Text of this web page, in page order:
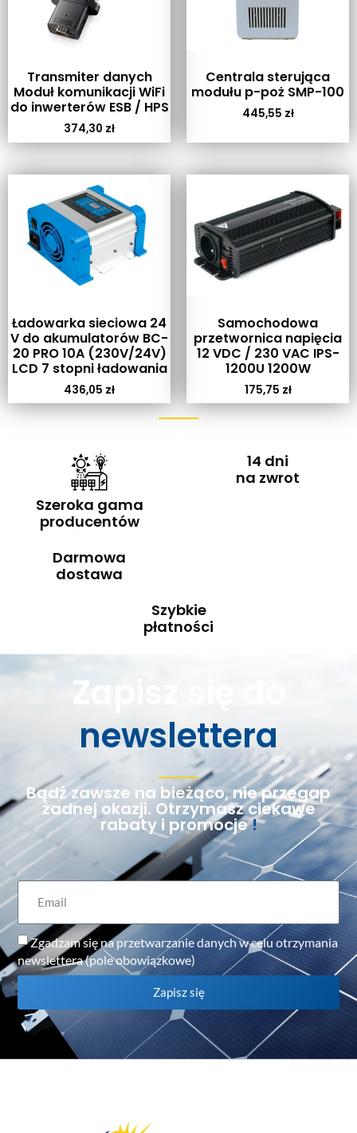
Transmiter danych
Moduł komunikacji WiFi
do inwerterów ESB / HPS
374,30 zł
Centrala sterująca
modułu p-poż SMP-100
445,55 zł
Ładowarka sieciowa 24
V do akumulatorów BC-
20 PRO 10A (230V/24V)
LCD 7 stopni ładowania
436,05 zł
Samochodowa
przetwornica napięcia
12 VDC / 230 VAC IPS-
1200U 1200W
175,75 zł
Szeroka gama
producentów
14 dni
na zwrot
Darmowa
dostawa
Szybkie
płatności
Zapisz się do
newslettera
Bądź zawsze na bieżąco, nie przegap
żadnej okazji. Otrzymasz ciekawe
rabaty i promocje!
Zgadzam się na przetwarzanie danych w celu otrzymania
newslettera (pole obowiązkowe)
Zapisz się